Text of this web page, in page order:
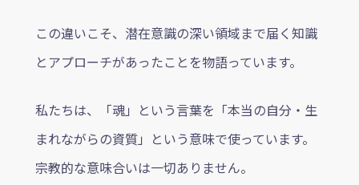
この違いこそ、潜在意識の深い領域まで届く知識
とアプローチがあったことを物語っています。
私たちは、「魂」という言葉を「本当の自分・生
まれながらの資質」という意味で使っています。
宗教的な意味合いは一切ありません。